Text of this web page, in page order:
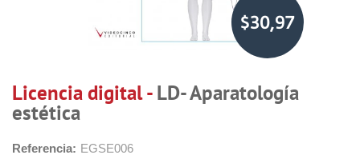
$30,97
Licencia digital -LD- Aparatología
estética
Referencia: EGSE006